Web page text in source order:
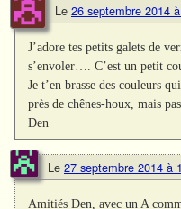
Le 26 septembre 2014
J’adore tes petits galets de
s’envoler…. C’est un petit
Je t’en brasse des couleurs
près de chênes-houx, mais
Den
Le 27 septembre 2014 à
Amitiés Den, avec un A